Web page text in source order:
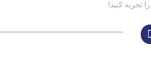
تجربه کنید!